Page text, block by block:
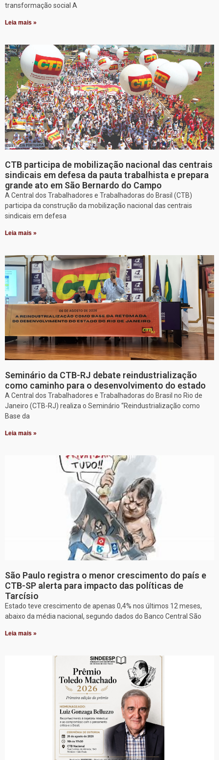
transformação social A
Leia mais »
CTB participa de mobilização nacional das centrais
sindicais em defesa da pauta trabalhista e prepara
grande ato em São Bernardo do Campo
A Central dos Trabalhadores e Trabalhadoras do Brasil (CTB)
participa da construção da mobilização nacional das centrais
sindicais em defesa
Leia mais »
Seminário da CTB-RJ debate reindustrialização
como caminho para o desenvolvimento do estado
A Central dos Trabalhadores e Trabalhadoras do Brasil no Rio de
Janeiro (CTB-RJ) realiza o Seminário “Reindustrialização como
Base da
Leia mais »
São Paulo registra o menor crescimento do país e
CTB-SP alerta para impacto das políticas de
Tarcísio
Estado teve crescimento de apenas 0,4% nos últimos 12 meses,
abaixo da média nacional, segundo dados do Banco Central São
Leia mais »